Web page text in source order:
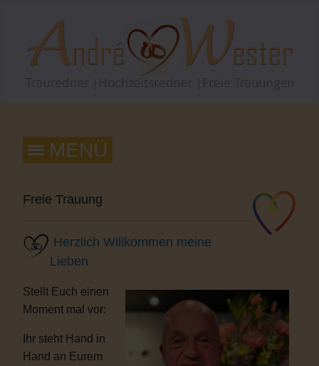
Freie Trauung
Herzlich Willkommen meine
Lieben
Stellt Euch einen
Moment mal vor:
Ihr steht Hand in
Hand an Eurem